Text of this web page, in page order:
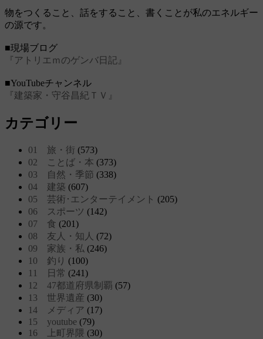
物をつくること、話をすること、書くことが私のエネルギー
の源です。
■現場ブログ
『アトリエｍのゲンバ日記』
■YouTubeチャンネル
『建築家・守谷昌紀ＴＶ』
カテゴリー
01 旅・街 (573)
02 ことば・本 (373)
03 自然・季節 (338)
04 建築 (607)
05 芸術･エンターテイメント (205)
06 スポーツ (142)
07 食 (201)
08 友人・知人 (72)
09 家族・私 (246)
10 釣り (100)
11 日常 (241)
12 47都道府県制覇 (57)
13 世界遺産 (30)
14 メディア (17)
15 youtube (79)
16 上町界隈 (30)